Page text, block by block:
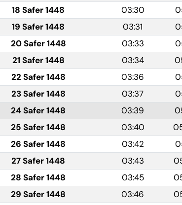
18 Safer 1448 03:30
19 Safer 1448 03:31
20 Safer 1448 03:33
21 Safer 1448 03:34
22 Safer 1448 03:36
23 Safer 1448 03:37
24 Safer 1448 03:39
25 Safer 1448 03:40
26 Safer 1448 03:42
27 Safer 1448 03:43
28 Safer 1448 03:45
29 Safer 1448 03:46